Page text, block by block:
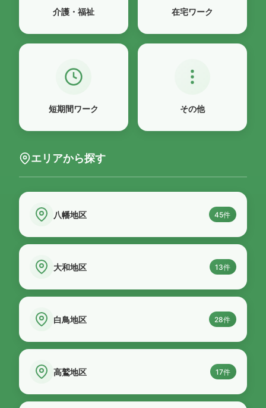
介護・福祉 在宅ワーク
短期間ワーク その他
エリアから探す
八幡地区 45件
大和地区 13件
白鳥地区 28件
高鷲地区 17件